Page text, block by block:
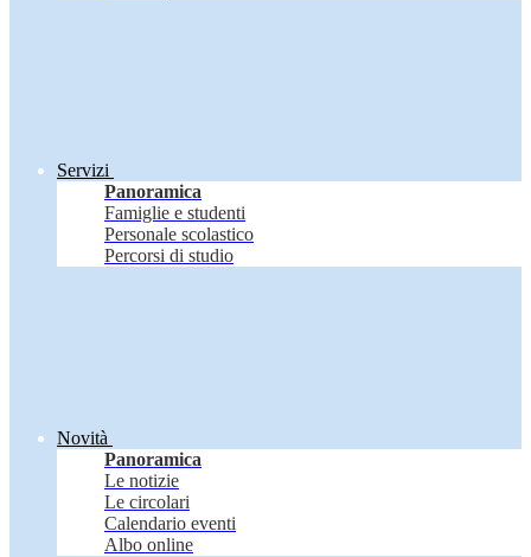
Servizi
Panoramica
Famiglie e studenti
Personale scolastico
Percorsi di studio
Novità
Panoramica
Le notizie
Le circolari
Calendario eventi
Albo online